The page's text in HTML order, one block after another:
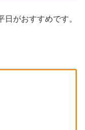
がおすすめです。